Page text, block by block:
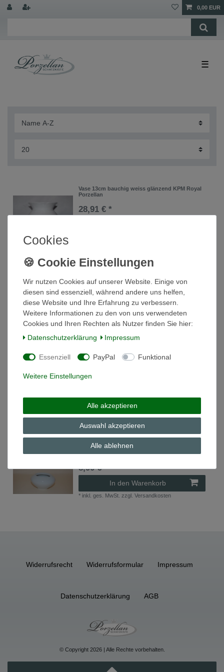
0,00 EUR
☰
Vase 13cm bauchig weiss glänzend KPM Royal
Porzellan
28,91 € *
Royal Porzellan
14,98 € *
In den Warenkorb
* inkl. ges. MwSt.zzgl.Versandkosten
Vase Tischvase 19 cm Echt Gold Relief KPM
21,98 € *
In den Warenkorb
inkl. ges. MwSt.zzgl.Versandkosten
Zuckerdose klein mini weiss ohne Deckel
Krister weiss KPM
8,90 € *
In den Warenkorb
* inkl. ges. MwSt. zzgl.Versandkosten
Widerrufs­recht Widerrufs­formular Impressum
Daten­schutz­erklärung AGB
© Copyright 2026 | Alle Rechte vorbehalten.
Cookies
Wir nutzen Cookies auf unserer Website. Einige von
diesen sind essenziell, während andere uns helfen,
diese Website und Ihre Erfahrung zu verbessern.
Weitere Informationen zu den von uns verwendeten
Cookies und Ihren Rechten als Nutzer finden Sie hier:
Daten­schutz­erklärung
Impressum
Essenziell PayPal Funktional
Weitere Einstellungen
Alle akzeptieren
Auswahl akzeptieren
Alle ablehnen